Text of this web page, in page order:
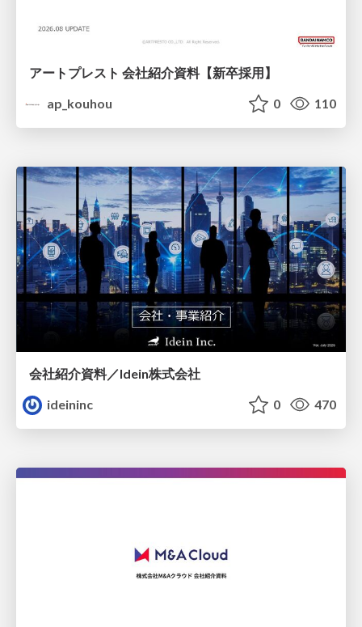
アートプレスト 会社紹介資料【新卒採用】
ap_kouhou
0 110
会社紹介資料／Idein株式会社
ideininc
0 470